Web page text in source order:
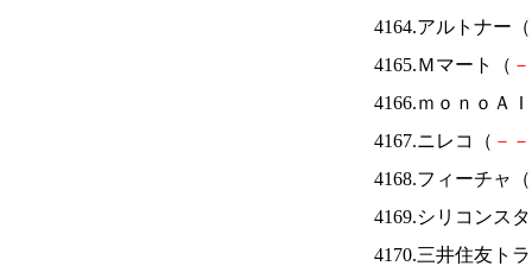
4164.アルトナー（
4165.Ｍマート（ －
4166.ｍｏｎｏＡ
4167.ニレコ（ － －
4168.フィーチャ（
4169.シリコンス
4170.三井住友ト